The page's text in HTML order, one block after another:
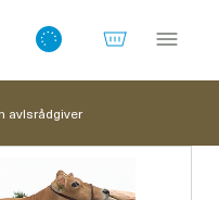
samme
avlsrådgiver